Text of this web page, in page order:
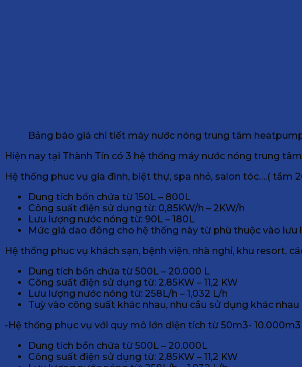
Bảng báo giá chi tiết máy nước nóng trung tâm
Hiện nay tại Thành Tín có 3 hệ thống máy nước nóng trung
Hệ thống phuc vụ gia đình, biệt thự, spa nhỏ, salon tóc….( tầm
Dung tích bồn chứa từ 150L – 800L
Công suất điện sử dụng từ: 0,85KW/h – 2KW/h
Lưu lượng nước nóng từ: 90L – 180L
Mức giá dao đông cho hệ thống này từ phù thuộc vào
Hệ thống phuc vụ khách sạn, bệnh viện, nhà nghỉ, khu resort,
Dung tích bồn chứa từ 500L – 20.000 L
Công suất điện sử dụng từ: 2,85KW – 11,2 KW
Lưu lượng nước nóng từ: 258L/h – 1,032 L/h
Tuỳ vào công suất khác nhau, nhu cầu sử dụng khác
-Hệ thống phục vụ với quy mô lớn diện tích từ 50m3-
Dung tích bồn chứa từ 500L – 20.000L
Công suất điện sử dụng từ: 2,85KW – 11,2 KW